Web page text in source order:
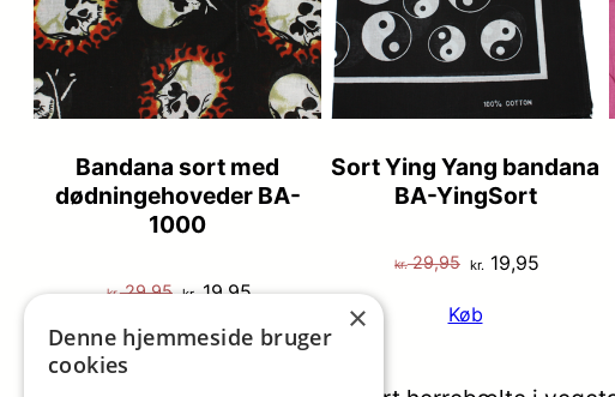
Bandana sort med
dødningehoveder BA-
1000
kr.29,95 Den
oprindelige
kr.19,95Den
aktuelle
Køb
Sort Ying Yang bandana
BA-YingSort
kr.29,95 Den
pris
kr. 29,95.
kr. 19,95
kr.
Køb
×
Denne hjemmeside bruger
cookies